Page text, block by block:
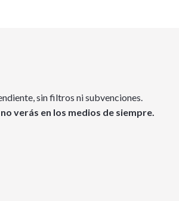
sin filtros ni subvenciones.
verás en los medios de siempre.